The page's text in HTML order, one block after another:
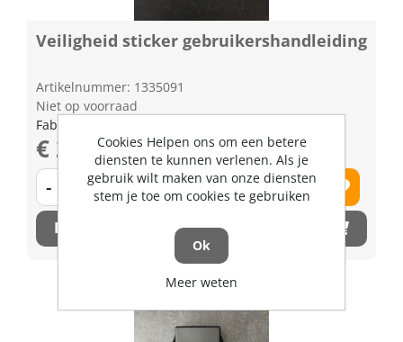
Veiligheid sticker gebruikershandleiding
Artikelnummer: 1335091
Niet op voorraad
Fabrikant artikel nummer: TD17934910
€ 2,71 excl. BTW
- +
Bestel nu!
Cookies Helpen ons om een betere
diensten te kunnen verlenen. Als je
gebruik wilt maken van onze diensten
stem je toe om cookies te gebruiken
Ok
Meer weten